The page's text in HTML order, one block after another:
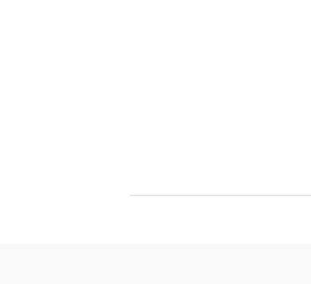
ALADIN IZINK Series - Pigment & Dye